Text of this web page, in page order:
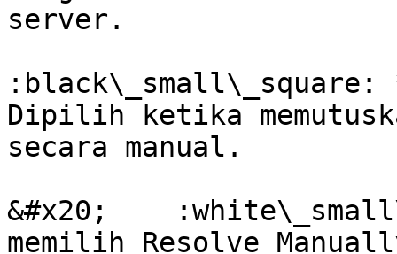
server.
:black\_small\_square:
Dipilih ketika
secara manual.
&#x20;
memilih Resolve